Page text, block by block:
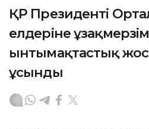
ҚР Президенті
елдеріне
ынтымақтастық
ұсынды